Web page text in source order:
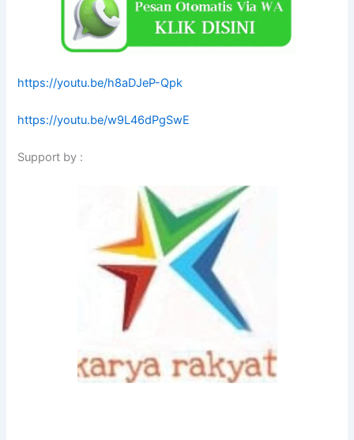
https://youtu.be/h8aDJeP-Qpk
https://youtu.be/w9L46dPgSwE
Support by :